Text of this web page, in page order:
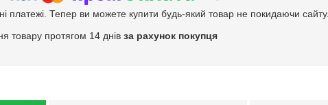
платежі. Тепер ви можете купити будь-який товар не покидаючи сайту.
товару протягом 14 днів за рахунок покупця